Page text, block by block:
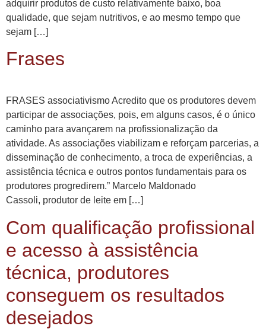
adquirir produtos de custo relativamente baixo, boa
qualidade, que sejam nutritivos, e ao mesmo tempo que
sejam […]
Frases
FRASES associativismo Acredito que os produtores devem
participar de associações, pois, em alguns casos, é o único
caminho para avançarem na profissionalização da
atividade. As associações viabilizam e reforçam parcerias, a
disseminação de conhecimento, a troca de experiências, a
assistência técnica e outros pontos fundamentais para os
produtores progredirem.” Marcelo Maldonado
Cassoli, produtor de leite em […]
Com qualificação profissional
e acesso à assistência
técnica, produtores
conseguem os resultados
desejados